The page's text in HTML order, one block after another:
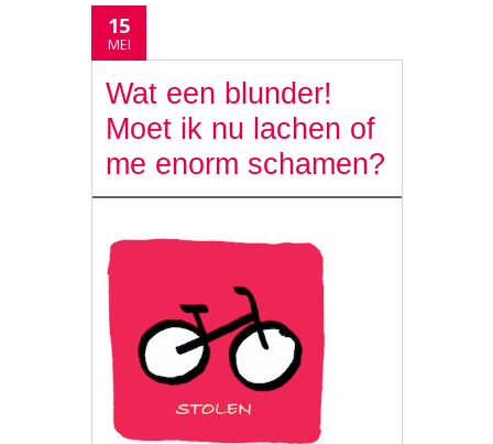
15
MEI
Wat een blunder!
Moet ik nu lachen of
me enorm schamen?